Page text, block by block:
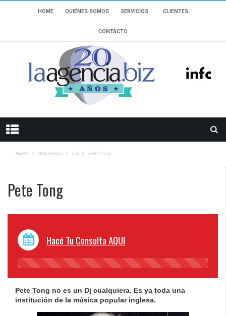
HOME QUIÉNES SOMOS SERVICIOS CLIENTES
CONTACTO
Home Argentinos Djs Pete Tong
Pete Tong
Hacé Tu Consulta AQUI
45%
Pete Tong no es un Dj cualquiera. Es ya toda una
institución de la música popular inglesa.